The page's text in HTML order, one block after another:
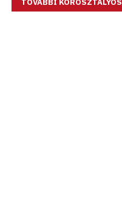
TOVÁBBI